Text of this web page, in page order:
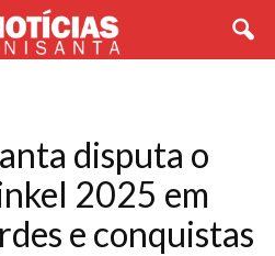
disputa o
2025 em
e conquistas